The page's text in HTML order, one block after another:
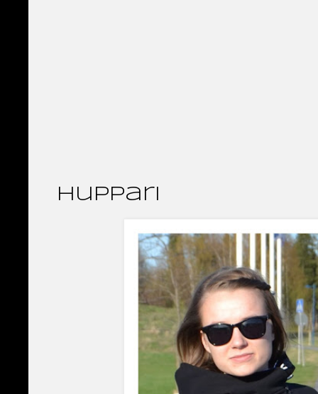
huppari